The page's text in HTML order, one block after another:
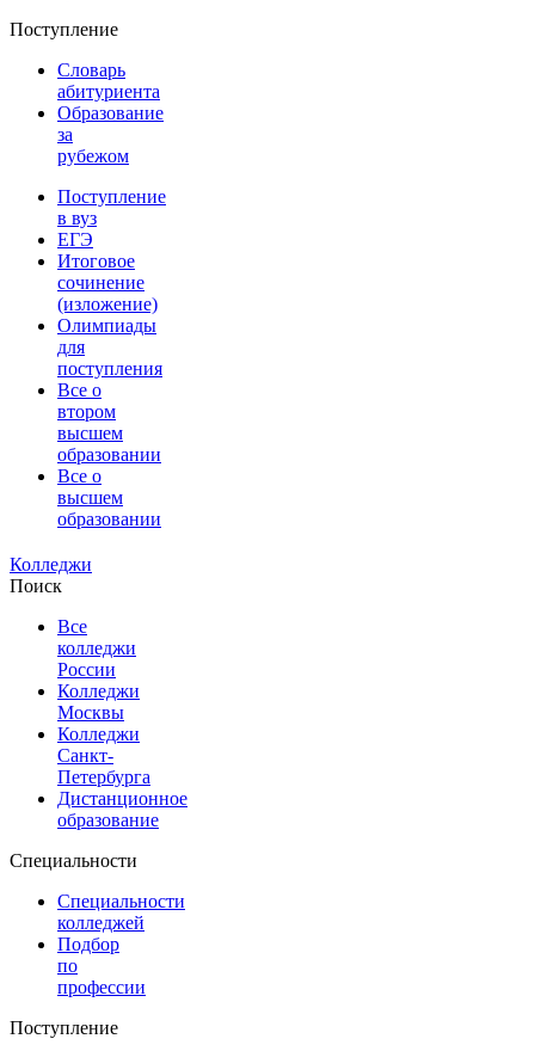
Поступление
Словарь
абитуриента
Образование
за
рубежом
Поступление
в вуз
ЕГЭ
Итоговое
сочинение
(изложение)
Олимпиады
для
поступления
Все о
втором
высшем
образовании
Все о
высшем
образовании
Колледжи
Поиск
Все
колледжи
России
Колледжи
Москвы
Колледжи
Санкт-
Петербурга
Дистанционное
образование
Специальности
Специальности
колледжей
Подбор
по
профессии
Поступление